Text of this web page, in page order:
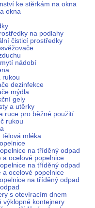
ke stěrkám na okna
okna
na podlahy
čisticí prostředky
nádobí
rukou
dezinfekce
mýdla
gely
a utěrky
ruce pro běžné použití
rukou
tělová mléka
na tříděný odpad
a ocelové popelnice
na tříděný odpad
a ocelové popelnice
na tříděný odpad
s otevíracím dnem
výklopné kontejnery